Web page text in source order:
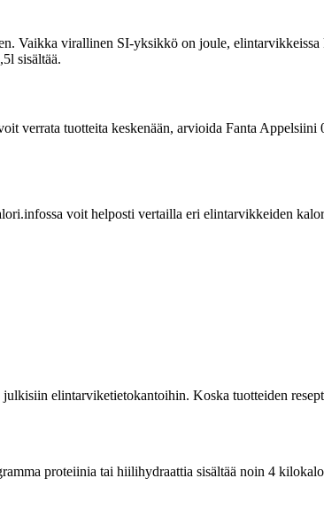
Vaikka virallinen SI-yksikkö on joule, elintarvikkeissa
sisältää.
verrata tuotteita keskenään, arvioida Fanta Appelsiini
voit helposti vertailla eri elintarvikkeiden
elintarviketietokantoihin. Koska tuotteiden
proteiinia tai hiilihydraattia sisältää noin 4